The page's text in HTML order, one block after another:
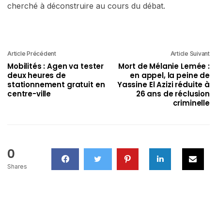
cherché à déconstruire au cours du débat.
Article Précédent
Mobilités : Agen va tester
deux heures de
stationnement gratuit en
centre-ville
Article Suivant
Mort de Mélanie Lemée :
en appel, la peine de
Yassine El Azizi réduite à
26 ans de réclusion
criminelle
0
Shares